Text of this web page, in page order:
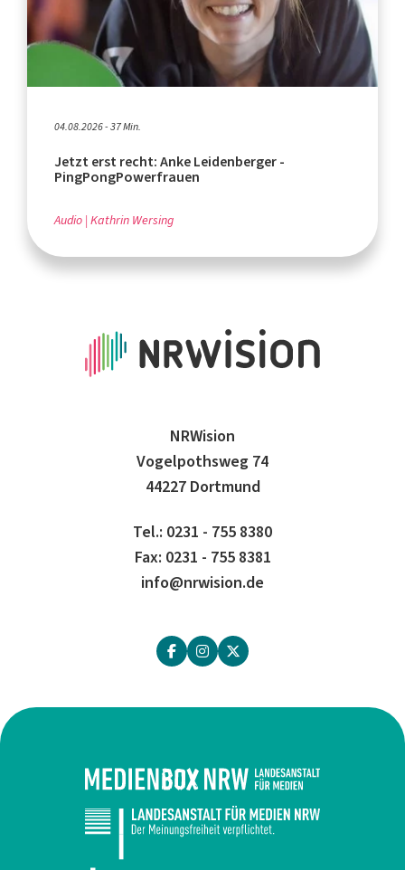
04.08.2026 - 37 Min.
Jetzt erst recht: Anke Leidenberger -
PingPongPowerfrauen
Audio Kathrin Wersing
NRWision
Vogelpothsweg 74
44227 Dortmund
Tel.: 0231 - 755 8380
Fax: 0231 - 755 8381
info@nrwision.de